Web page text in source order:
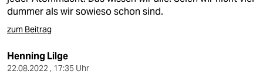
dummer als wir sowieso schon sind.
zum Beitrag
Henning Lilge
22.08.2022 , 17:35 Uhr